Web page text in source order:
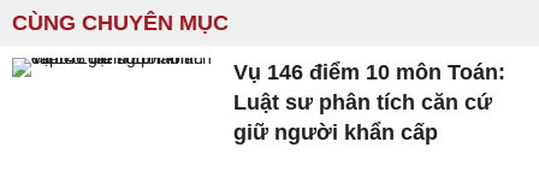
CÙNG CHUYÊN MỤC
Vụ 146 điểm 10 môn Toán:
Luật sư phân tích căn cứ
giữ người khẩn cấp